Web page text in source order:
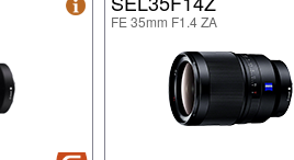
FE 35mm F1.4 ZA